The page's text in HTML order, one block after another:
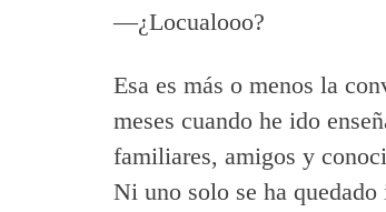
—¿Locualooo?
Esa es más o menos la
meses cuando he ido
familiares, amigos y
Ni uno solo se ha